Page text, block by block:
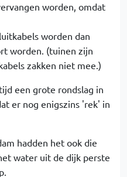
worden, omdat
worden dan
worden. (tuinen zijn
zakken niet mee.)
een grote rondslag in
er nog enigszins 'rek' in
hadden het ook die
water uit de dijk perste